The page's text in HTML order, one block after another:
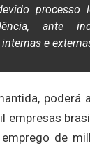
processo
ante
e
poderá
empresas
de